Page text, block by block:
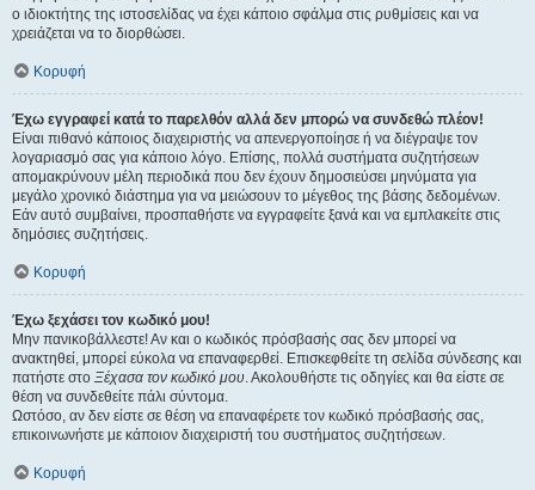
ο ιδιοκτήτης της ιστοσελίδας να έχει κάποιο σφάλμα στις ρυθμίσεις και να
χρειάζεται να το διορθώσει.
Κορυφή
Έχω εγγραφεί κατά το παρελθόν αλλά δεν μπορώ να συνδεθώ πλέον!
Είναι πιθανό κάποιος διαχειριστής να απενεργοποίησε ή να διέγραψε τον
λογαριασμό σας για κάποιο λόγο. Επίσης, πολλά συστήματα συζητήσεων
απομακρύνουν μέλη περιοδικά που δεν έχουν δημοσιεύσει μηνύματα για
μεγάλο χρονικό διάστημα για να μειώσουν το μέγεθος της βάσης δεδομένων.
Εάν αυτό συμβαίνει, προσπαθήστε να εγγραφείτε ξανά και να εμπλακείτε στις
δημόσιες συζητήσεις.
Κορυφή
Έχω ξεχάσει τον κωδικό μου!
Μην πανικοβάλλεστε! Αν και ο κωδικός πρόσβασής σας δεν μπορεί να
ανακτηθεί, μπορεί εύκολα να επαναφερθεί. Επισκεφθείτε τη σελίδα σύνδεσης και
πατήστε στο Ξέχασα τον κωδικό μου. Ακολουθήστε τις οδηγίες και θα είστε σε
θέση να συνδεθείτε πάλι σύντομα.
Ωστόσο, αν δεν είστε σε θέση να επαναφέρετε τον κωδικό πρόσβασής σας,
επικοινωνήστε με κάποιον διαχειριστή του συστήματος συζητήσεων.
Κορυφή